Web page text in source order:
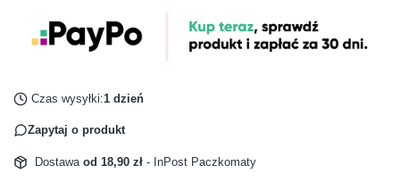
Czas wysyłki:1 dzień
Zapytaj o produkt
Dostawa od 18,90 zł - InPost Paczkomaty